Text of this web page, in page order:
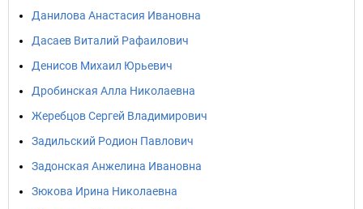
Данилова Анастасия Ивановна
Дасаев Виталий Рафаилович
Денисов Михаил Юрьевич
Дробинская Алла Николаевна
Жеребцов Сергей Владимирович
Задильский Родион Павлович
Задонская Анжелина Ивановна
Зюкова Ирина Николаевна